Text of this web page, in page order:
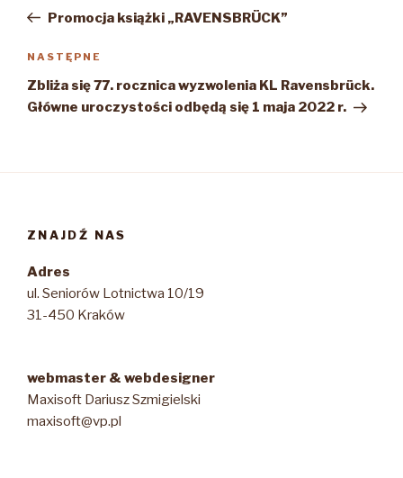
wpisPromocja książki „RAVENSBRÜCK”
Następny
wpis
NASTĘPNE
Zbliża się 77. rocznica wyzwolenia KL Ravensbrück.
Główne uroczystości odbędą się 1 maja 2022 r.
ZNAJDŹ NAS
Adres
ul. Seniorów Lotnictwa 10/19
31-450 Kraków
webmaster & webdesigner
Maxisoft Dariusz Szmigielski
maxisoft@vp.pl